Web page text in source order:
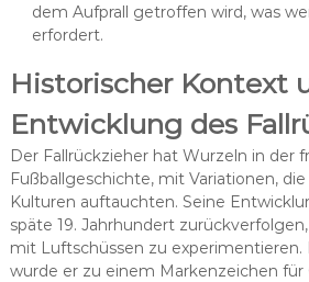
dem Aufprall getroffen wird, was
erfordert.
Historischer Kontext
Entwicklung des
Der Fallrückzieher hat Wurzeln in der
Fußballgeschichte, mit Variationen,
Kulturen auftauchten. Seine
späte 19. Jahrhundert
mit Luftschüssen zu
wurde er zu einem Markenzeichen für